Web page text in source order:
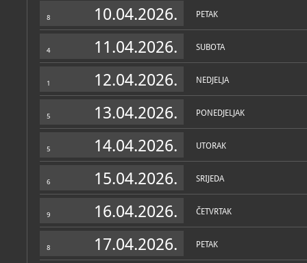
8 10.04.2026. PETAK
4 11.04.2026. SUBOTA
1 12.04.2026. NEDJELJA
5 13.04.2026. PONEDJELJAK
5 14.04.2026. UTORAK
6 15.04.2026. SRIJEDA
9 16.04.2026. ČETVRTAK
8 17.04.2026. PETAK
Stalni postav Muzeja
predmeti vezani za
novinarposvećena je
pjesnikova radnog
prikaz Goranova života
najpoznatijeg djelaJama
povijesti i kulturi
fotografijama i
te izborom knjiga -